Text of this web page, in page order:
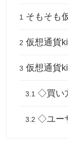
1 そもそも
2 仮想通貨
3 仮想通貨
3.1 ◇買い
3.2 ◇ユー